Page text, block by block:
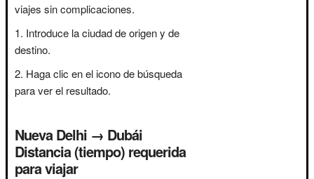
viajes sin complicaciones.
Introduce la ciudad de origen y de
destino.
Haga clic en el icono de búsqueda
para ver el resultado.
Nueva Delhi → Dubái
Distancia (tiempo) requerida
para viajar